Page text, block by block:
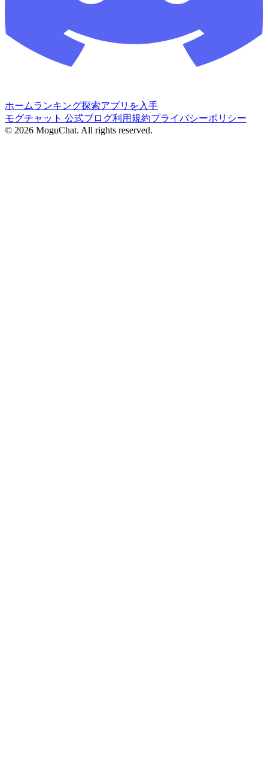
ホームランキング探索アプリを入手
モグチャット 公式ブログ利用規約プライバシーポリシー
© 2026 MoguChat. All rights reserved.